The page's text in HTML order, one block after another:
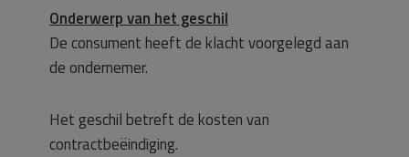
Onderwerp van het geschil
De consument heeft de klacht voorgelegd aan
de ondernemer.
Het geschil betreft de kosten van
contractbeëindiging.